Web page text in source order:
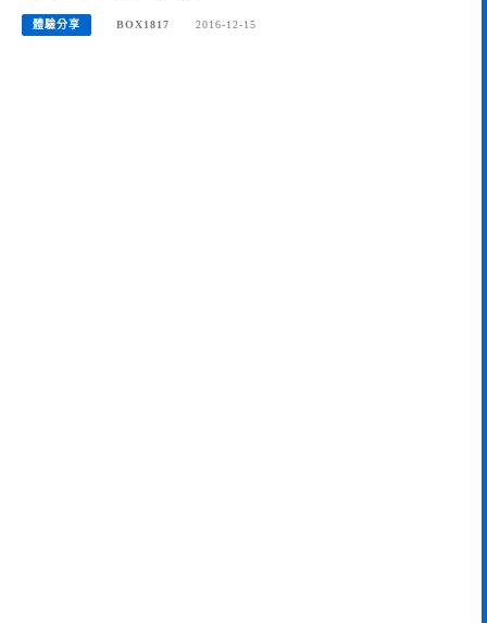
體驗分享 BOX1817 2016-12-15